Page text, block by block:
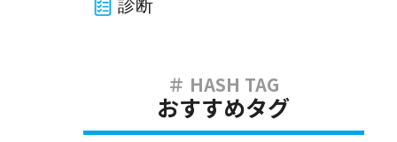
診断
おすすめタグ